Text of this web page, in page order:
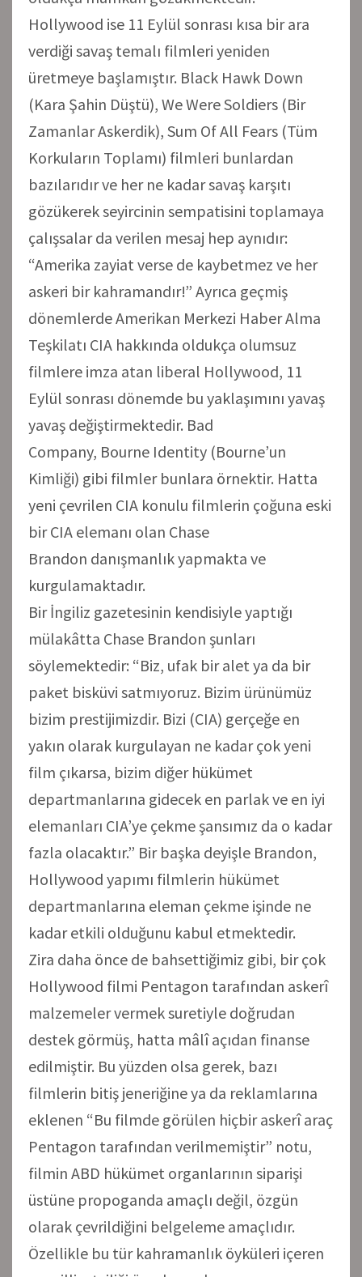
Hollywood ise 11 Eylül sonrası kısa bir ara
verdiği savaş temalı filmleri yeniden
üretmeye başlamıştır. Black Hawk Down
(Kara Şahin Düştü), We Were Soldiers (Bir
Zamanlar Askerdik), Sum Of All Fears (Tüm
Korkuların Toplamı) filmleri bunlardan
bazılarıdır ve her ne kadar savaş karşıtı
gözükerek seyircinin sempatisini toplamaya
çalışsalar da verilen mesaj hep aynıdır:
“Amerika zayiat verse de kaybetmez ve her
askeri bir kahramandır!” Ayrıca geçmiş
dönemlerde Amerikan Merkezi Haber Alma
Teşkilatı CIA hakkında oldukça olumsuz
filmlere imza atan liberal Hollywood, 11
Eylül sonrası dönemde bu yaklaşımını yavaş
yavaş değiştirmektedir. Bad
Company, Bourne Identity (Bourne’un
Kimliği) gibi filmler bunlara örnektir. Hatta
yeni çevrilen CIA konulu filmlerin çoğuna eski
bir CIA elemanı olan Chase
Brandon danışmanlık yapmakta ve
kurgulamaktadır.
Bir İngiliz gazetesinin kendisiyle yaptığı
mülakâtta Chase Brandon şunları
söylemektedir: “Biz, ufak bir alet ya da bir
paket bisküvi satmıyoruz. Bizim ürünümüz
bizim prestijimizdir. Bizi (CIA) gerçeğe en
yakın olarak kurgulayan ne kadar çok yeni
film çıkarsa, bizim diğer hükümet
departmanlarına gidecek en parlak ve en iyi
elemanları CIA’ye çekme şansımız da o kadar
fazla olacaktır.” Bir başka deyişle Brandon,
Hollywood yapımı filmlerin hükümet
departmanlarına eleman çekme işinde ne
kadar etkili olduğunu kabul etmektedir.
Zira daha önce de bahsettiğimiz gibi, bir çok
Hollywood filmi Pentagon tarafından askerî
malzemeler vermek suretiyle doğrudan
destek görmüş, hatta mâlî açıdan finanse
edilmiştir. Bu yüzden olsa gerek, bazı
filmlerin bitiş jeneriğine ya da reklamlarına
eklenen “Bu filmde görülen hiçbir askerî araç
Pentagon tarafından verilmemiştir” notu,
filmin ABD hükümet organlarının siparişi
üstüne propoganda amaçlı değil, özgün
olarak çevrildiğini belgeleme amaçlıdır.
Özellikle bu tür kahramanlık öyküleri içeren